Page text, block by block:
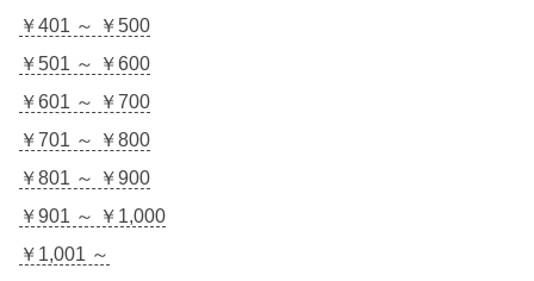
￥401 ～ ￥500
￥501 ～ ￥600
￥601 ～ ￥700
￥701 ～ ￥800
￥801 ～ ￥900
￥901 ～ ￥1,000
￥1,001 ～